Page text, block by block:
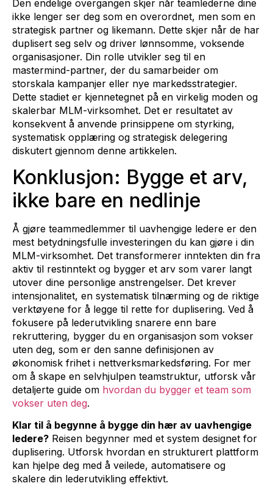
Den endelige overgangen skjer når teamlederne dine
ikke lenger ser deg som en overordnet, men som en
strategisk partner og likemann. Dette skjer når de har
duplisert seg selv og driver lønnsomme, voksende
organisasjoner. Din rolle utvikler seg til en
mastermind-partner, der du samarbeider om
storskala kampanjer eller nye markedsstrategier.
Dette stadiet er kjennetegnet på en virkelig moden og
skalerbar MLM-virksomhet. Det er resultatet av
konsekvent å anvende prinsippene om styrking,
systematisk opplæring og strategisk delegering
diskutert gjennom denne artikkelen.
Konklusjon: Bygge et arv,
ikke bare en nedlinje
Å gjøre teammedlemmer til uavhengige ledere er den
mest betydningsfulle investeringen du kan gjøre i din
MLM-virksomhet. Det transformerer inntekten din fra
aktiv til restinntekt og bygger et arv som varer langt
utover dine personlige anstrengelser. Det krever
intensjonalitet, en systematisk tilnærming og de riktige
verktøyene for å legge til rette for duplisering. Ved å
fokusere på lederutvikling snarere enn bare
rekruttering, bygger du en organisasjon som vokser
uten deg, som er den sanne definisjonen av
økonomisk frihet i nettverksmarkedsføring. For mer
om å skape en selvhjulpen teamstruktur, utforsk vår
detaljerte guide om hvordan du bygger et team som
vokser uten deg.
Klar til å begynne å bygge din hær av uavhengige
ledere? Reisen begynner med et system designet for
duplisering. Utforsk hvordan en strukturert plattform
kan hjelpe deg med å veilede, automatisere og
skalere din lederutvikling effektivt.